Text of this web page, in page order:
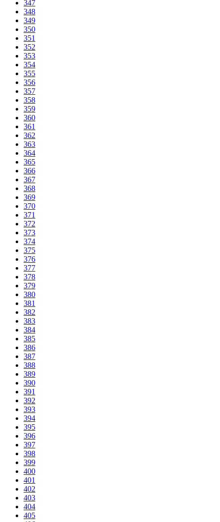
347
348
349
350
351
352
353
354
355
356
357
358
359
360
361
362
363
364
365
366
367
368
369
370
371
372
373
374
375
376
377
378
379
380
381
382
383
384
385
386
387
388
389
390
391
392
393
394
395
396
397
398
399
400
401
402
403
404
405